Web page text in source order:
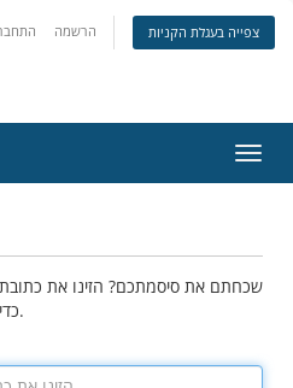
הרשמה צפייה בעגלת הקניות
ניווט
שכחתם את סיסמתכם? הזינו את
כדי להתחיל בתהליך איפוס הסיסמה.